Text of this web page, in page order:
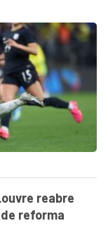
reabre
reforma